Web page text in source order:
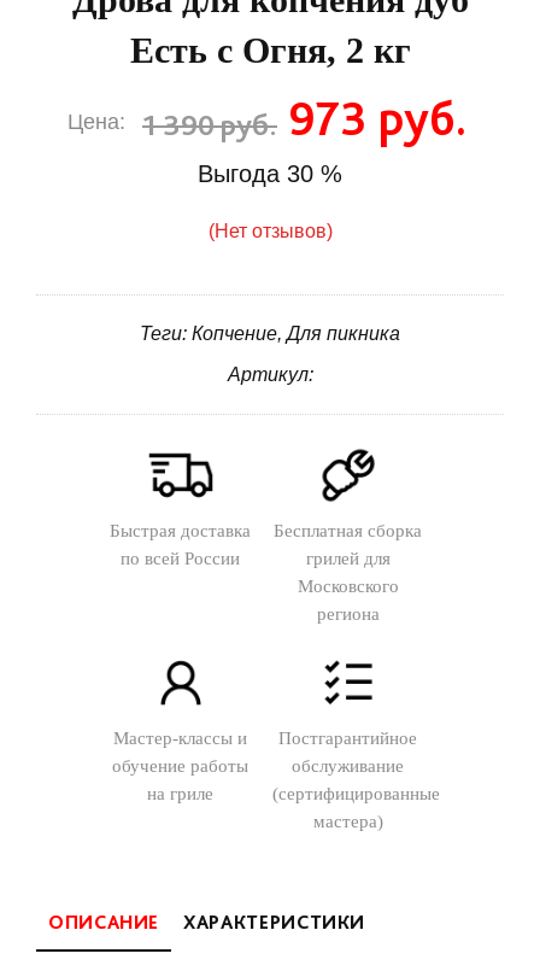
Есть с Огня, 2 кг
Цена: 1 390 руб. 973 руб.
Выгода 30 %
(Нет отзывов)
Теги: Копчение, Для пикника
Артикул:
Быстрая доставка
по всей России
Бесплатная сборка
грилей для
Московского
региона
Мастер-классы и
обучение работы
на гриле
Постгарантийное
обслуживание
(сертифицированные
мастера)
ОПИСАНИЕ ХАРАКТЕРИСТИКИ